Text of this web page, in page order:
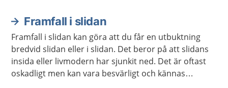
Framfall i slidan
Framfall i slidan kan göra att du får en utbuktning
bredvid slidan eller i slidan. Det beror på att slidans
insida eller livmodern har sjunkit ned. Det är oftast
oskadligt men kan vara besvärligt och kännas